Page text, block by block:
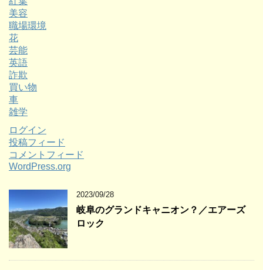
美容
職場環境
花
芸能
英語
詐欺
買い物
車
雑学
ログイン
投稿フィード
コメントフィード
WordPress.org
2023/09/28
岐阜のグランドキャニオン？／エアーズ
ロック